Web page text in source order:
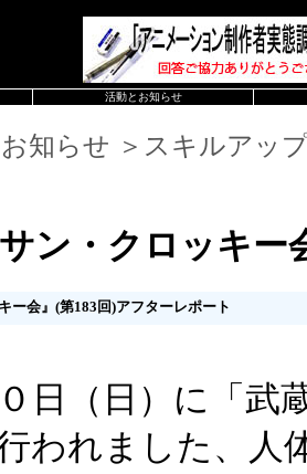
活動とお知らせ
お知らせ ＞スキルアッ
ン・クロッキー
ー会』(第183回)アフターレポート
日（日）に「武
われました、人